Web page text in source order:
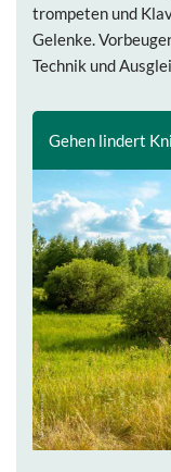
trompeten und
Gelenke.
Technik und
Gehen lindert